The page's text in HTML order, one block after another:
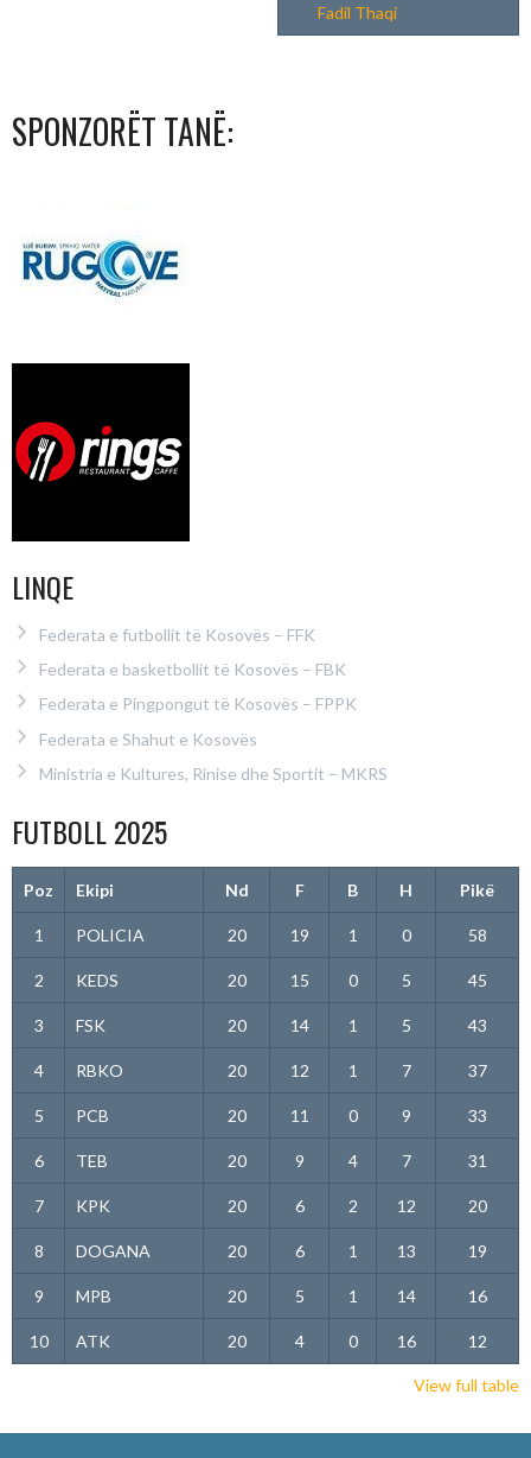
Fadil Thaqi
SPONZORËT TANË:
LINQE
Federata e futbollit të Kosovës – FFK
Federata e basketbollit të Kosovës – FBK
Federata e Pingpongut të Kosovës – FPPK
Federata e Shahut e Kosovës
Ministria e Kultures, Rinise dhe Sportit – MKRS
FUTBOLL 2025
Poz Ekipi Nd F B H Pikë
1 POLICIA 20 19 1 0 58
2 KEDS 20 15 0 5 45
3 FSK 20 14 1 5 43
4 RBKO 20 12 1 7 37
5 PCB 20 11 0 9 33
6 TEB 20 9 4 7 31
7 KPK 20 6 2 12 20
8 DOGANA 20 6 1 13 19
9 MPB 20 5 1 14 16
10 ATK 20 4 0 16 12
View full table